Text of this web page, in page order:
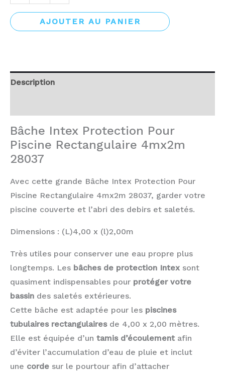
AJOUTER AU PANIER
Description
Bâche Intex Protection Pour
Piscine Rectangulaire 4mx2m
28037
Avec cette grande Bâche Intex Protection Pour
Piscine Rectangulaire 4mx2m 28037, garder votre
piscine couverte et l’abri des debirs et saletés.
Dimensions : (L)4,00 x (l)2,00m
Très utiles pour conserver une eau propre plus
longtemps. Les bâches de protection Intex sont
quasiment indispensables pour protéger votre
bassin des saletés extérieures.
Cette bâche est adaptée pour les piscines
tubulaires rectangulairesde 4,00 x 2,00 mètres.
Elle est équipée d’un tamis d’écoulement afin
d’éviter l’accumulation d’eau de pluie et inclut
une corde sur le pourtour afin d’attacher